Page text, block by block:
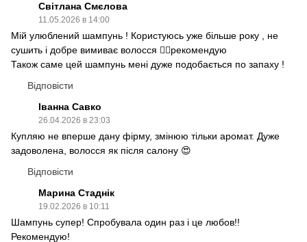
Світлана Смєлова
11.05.2026 в 14:00
Мій улюблений шампунь ! Користуюсь уже більше року , не
сушить і добре вимиває волосся 👍🏻рекомендую
Також саме цей шампунь мені дуже подобається по запаху !
Відповісти
Іванна Савко
26.04.2026 в 23:03
Купляю не вперше дану фірму, змінюю тільки аромат. Дуже
задоволена, волосся як після салону 😍
Відповісти
Марина Стаднік
19.02.2026 в 10:11
Шампунь супер! Спробувала один раз і це любов!!
Рекомендую!